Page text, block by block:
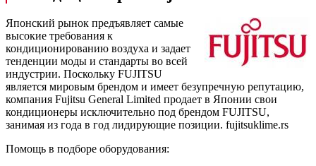
Японский рынок предъявляет самые
высокие требования к
кондиционированию воздуха и задает
тенденции моды и стандарты во всей
индустрии. Поскольку FUJITSU
является мировым брендом и имеет безупречную репутацию,
компания Fujitsu General Limited продает в Японии свои
кондиционеры исключительно под брендом FUJITSU,
занимая из года в год лидирующие позиции. fujitsuklime.rs
Помощь в подборе оборудования: